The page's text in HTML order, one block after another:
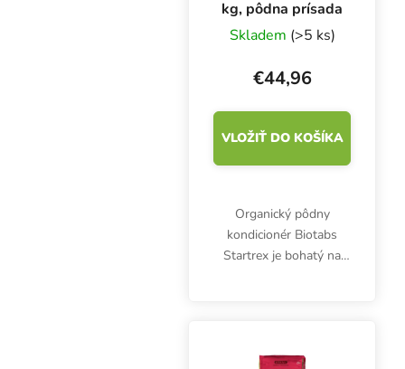
kg, pôdna prísada
Skladem (>5 ks)
€44,96
VLOŽIŤ DO KOŠÍKA
Organický pôdny
kondicionér Biotabs
Startrex je bohatý na
kvalitu substrátu a